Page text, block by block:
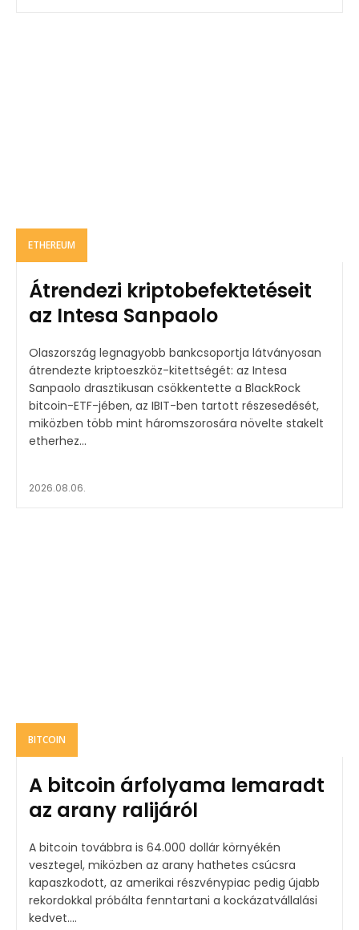
ETHEREUM
Átrendezi kriptobefektetéseit
az Intesa Sanpaolo
Olaszország legnagyobb bankcsoportja látványosan
átrendezte kriptoeszköz-kitettségét: az Intesa
Sanpaolo drasztikusan csökkentette a BlackRock
bitcoin-ETF-jében, az IBIT-ben tartott részesedését,
miközben több mint háromszorosára növelte stakelt
etherhez...
2026.08.06.
BITCOIN
A bitcoin árfolyama lemaradt
az arany ralijáról
A bitcoin továbbra is 64.000 dollár környékén
vesztegel, miközben az arany hathetes csúcsra
kapaszkodott, az amerikai részvénypiac pedig újabb
rekordokkal próbálta fenntartani a kockázatvállalási
kedvet....